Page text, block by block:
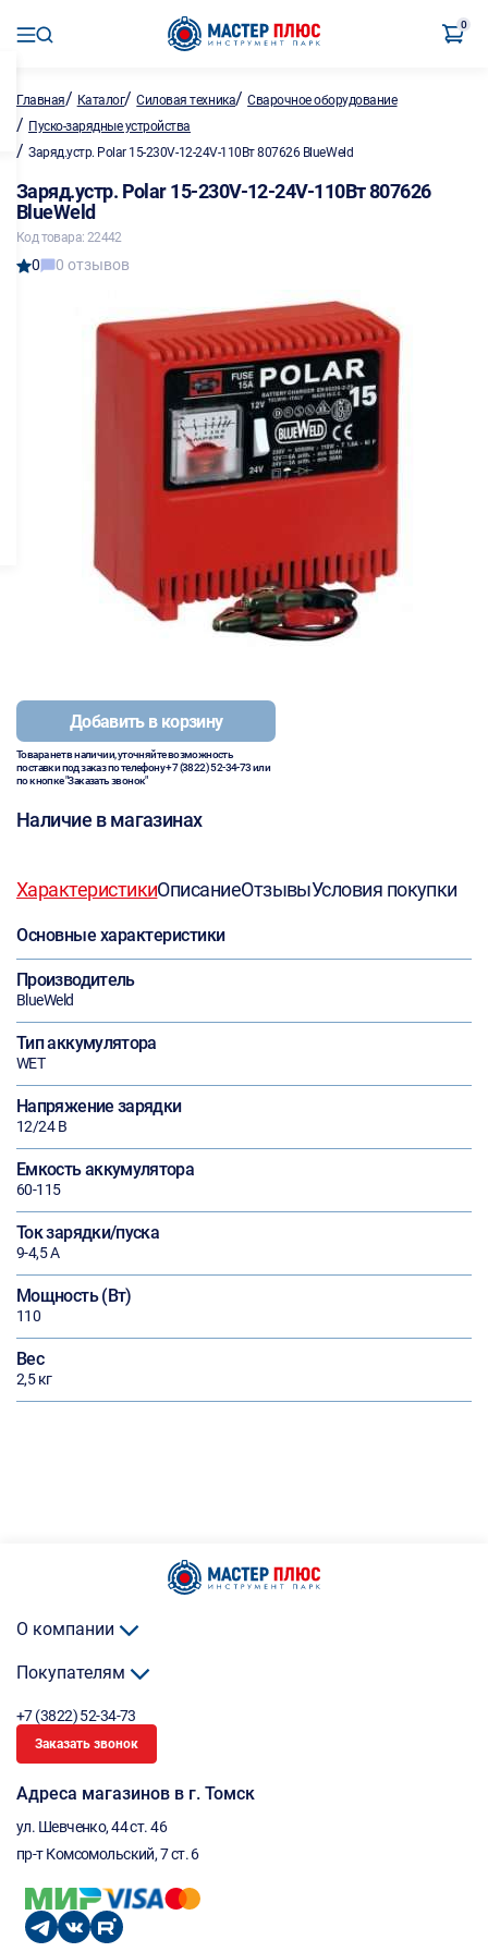
0
Главная/ Каталог/Силовая техника/Сварочное оборудование
/ Пуско-зарядные устройства
/ Заряд.устр. Polar 15-230V-12-24V-110Вт 807626 BlueWeld
Заряд.устр. Polar 15-230V-12-24V-110Вт 807626
BlueWeld
Код товара: 22442
0 0 отзывов
Добавить в корзину
Товара нет в наличии, уточняйте возможность
поставки под заказ по телефону+7 (3822) 52-34-73или
по кнопке "Заказать звонок"
Наличие в магазинах
ХарактеристикиОписаниеОтзывыУсловия покупки
Основные характеристики
Производитель
BlueWeld
Тип аккумулятора
WET
Напряжение зарядки
12/24 В
Емкость аккумулятора
60-115
Ток зарядки/пуска
9-4,5 А
Мощность (Вт)
110
Вес
2,5 кг
О компании
Покупателям
+7 (3822) 52-34-73
Заказать звонок
Адреса магазинов в г. Томск
ул. Шевченко, 44 ст. 46
пр-т Комсомольский, 7 ст. 6